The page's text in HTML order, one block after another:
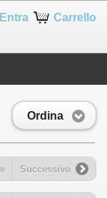
Carrello
Entra
Ordina
Successivo